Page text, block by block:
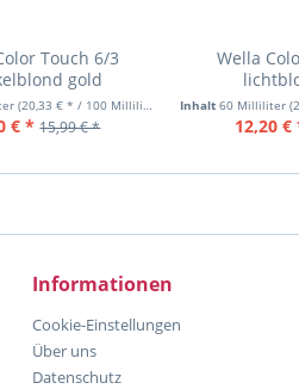
Touch 6/3
gold
(20,33 € * / 100 Milliliter)
€ * 15,99 € *
Wella
Inhalt 60 Milliliter
12,20 €
Informationen
Cookie-Einstellungen
Über uns
Datenschutz